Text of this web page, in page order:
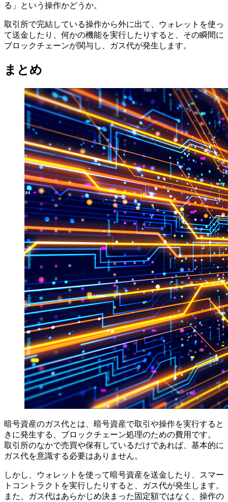
る」という操作かどうか。
取引所で完結している操作から外に出て、ウォレットを使っ
て送金したり、何かの機能を実行したりすると、その瞬間に
ブロックチェーンが関与し、ガス代が発生します。
まとめ
暗号資産のガス代とは、暗号資産で取引や操作を実行すると
きに発生する、ブロックチェーン処理のための費用です。
取引所のなかで売買や保有しているだけであれば、基本的に
ガス代を意識する必要はありません。
しかし、ウォレットを使って暗号資産を送金したり、スマー
トコントラクトを実行したりすると、ガス代が発生します。
また、ガス代はあらかじめ決まった固定額ではなく、操作の